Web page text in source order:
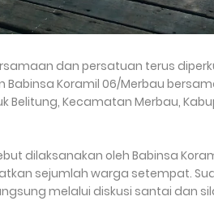
dan persatuan terus
Babinsa Koramil 06/Merbau
Belitung, Kecamatan Merbau,
dilaksanakan oleh Babinsa
sejumlah warga setempat.
melalui diskusi santai dan